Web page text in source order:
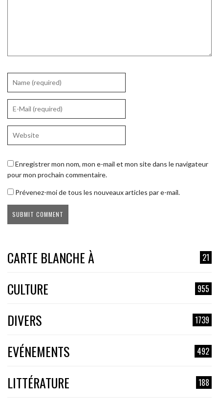
Enregistrer mon nom, mon e-mail et mon site dans le navigateur
pour mon prochain commentaire.
Prévenez-moi de tous les nouveaux articles par e-mail.
CARTE BLANCHE À 21
CULTURE 955
DIVERS 1739
EVÉNEMENTS 492
LITTÉRATURE 188